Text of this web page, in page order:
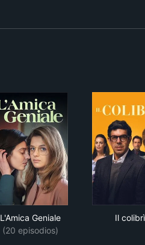
L'Amica Geniale
(20 episodios)
Il colibrì